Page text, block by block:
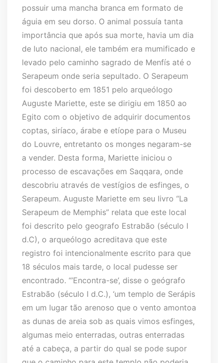
possuir uma mancha branca em formato de
águia em seu dorso. O animal possuía tanta
importância que após sua morte, havia um dia
de luto nacional, ele também era mumificado e
levado pelo caminho sagrado de Menfís até o
Serapeum onde seria sepultado. O Serapeum
foi descoberto em 1851 pelo arqueólogo
Auguste Mariette, este se dirigiu em 1850 ao
Egito com o objetivo de adquirir documentos
coptas, siríaco, árabe e etíope para o Museu
do Louvre, entretanto os monges negaram-se
a vender. Desta forma, Mariette iniciou o
processo de escavações em Saqqara, onde
descobriu através de vestígios de esfinges, o
Serapeum. Auguste Mariette em seu livro “La
Serapeum de Memphis” relata que este local
foi descrito pelo geografo Estrabão (século I
d.C), o arqueólogo acreditava que este
registro foi intencionalmente escrito para que
18 séculos mais tarde, o local pudesse ser
encontrado. “’Encontra-se’, disse o geógrafo
Estrabão (século I d.C.), ‘um templo de Serápis
em um lugar tão arenoso que o vento amontoa
as dunas de areia sob as quais vimos esfinges,
algumas meio enterradas, outras enterradas
até a cabeça, a partir do qual se pode supor